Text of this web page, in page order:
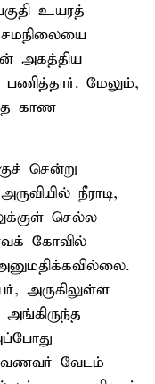
உயரத்
சமநிலையை
அகத்திய
மேலும்,
காண
சென்று
நீராடி,
செல்ல
கோவில்
அருகிலுள்ள
அங்கிருந்த
வேடம்